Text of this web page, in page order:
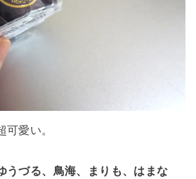
愛い。
うづる、鳥海、まりも、はまな